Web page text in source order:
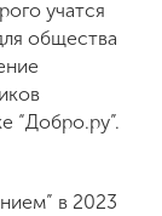
учатся
общества
“Добро.ру”.
в 2023